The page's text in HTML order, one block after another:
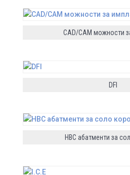
CAD/CAM можности
DFI
HBC абатменти за